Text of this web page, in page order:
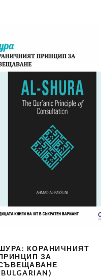
КОРАНИЧНИЯТ
ЗА